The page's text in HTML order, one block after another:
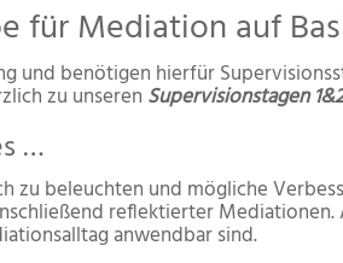
für Mediation auf
und benötigen hierfür
zu unseren Supervisionstagen 1&2
…
zu beleuchten und mögliche
reflektierter
anwendbar sind.